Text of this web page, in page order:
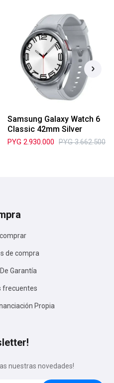
Samsung Galaxy Watch 6
Classic 42mm Silver
PYG 2.930.000 PYG 3.662.500
de compra
Garantía
frecuentes
Propia
nuestras novedades!